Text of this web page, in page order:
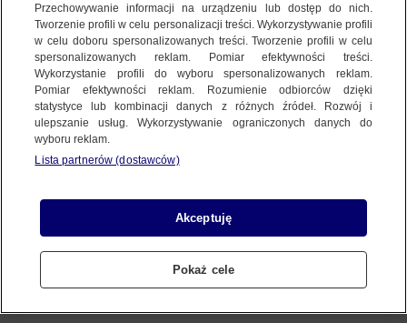
Oops!
Something went wrong. Please try
refreshing the app
Przechowywanie informacji na urządzeniu lub dostęp do nich.
Tworzenie profili w celu personalizacji treści. Wykorzystywanie profili
w celu doboru spersonalizowanych treści. Tworzenie profili w celu
spersonalizowanych reklam. Pomiar efektywności treści.
Wykorzystanie profili do wyboru spersonalizowanych reklam.
Pomiar efektywności reklam. Rozumienie odbiorców dzięki
statystyce lub kombinacji danych z różnych źródeł. Rozwój i
ulepszanie usług. Wykorzystywanie ograniczonych danych do
wyboru reklam.
Lista partnerów (dostawców)
Akceptuję
Pokaż cele